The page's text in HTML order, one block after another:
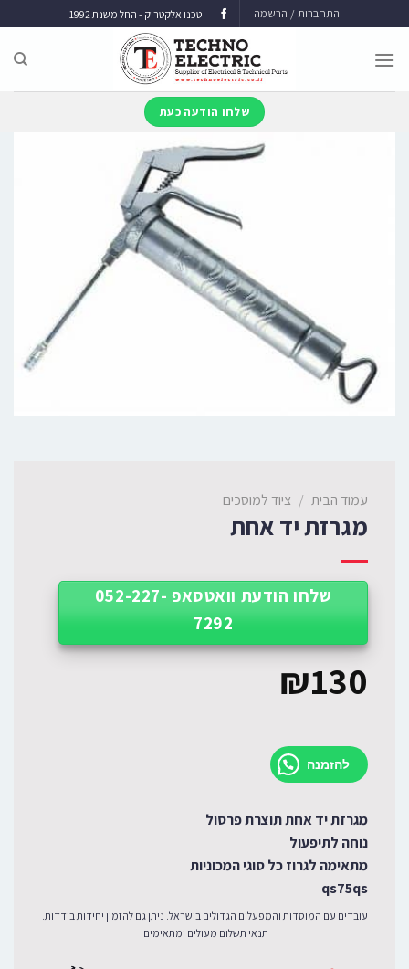
התחברות / הרשמה טכנו אלקטריק - החל משנת 1992
שלחו הודעה כעת
עמוד הבית / ציוד למוסכים
מגרזת יד אחת
שלחו הודעת וואטסאפ 052-227-
7292
₪130
להזמנה
מגרזת יד אחת תוצרת פרסול
נוחה לתיפעול
מתאימה לגרוז כל סוגי המכוניות
qs75qs
עובדים עם המוסדות והמפעלים הגדולים בישראל. ניתן גם להזמין יחידות בודדות.
תנאי תשלום מעולים ומתאימים.